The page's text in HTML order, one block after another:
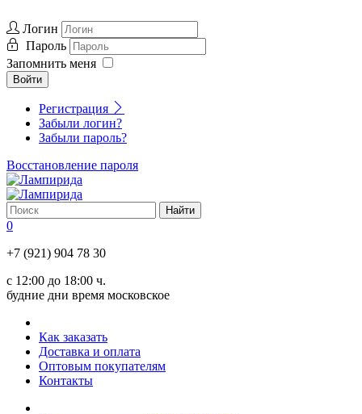
Логин
Пароль
Запомнить меня
Войти
Регистрация
Забыли логин?
Забыли пароль?
Восстановление пароля
0
+7 (921) 904 78 30
с 12:00 до 18:00 ч.
будние дни время московское
Как заказать
Доставка и оплата
Оптовым покупателям
Контакты